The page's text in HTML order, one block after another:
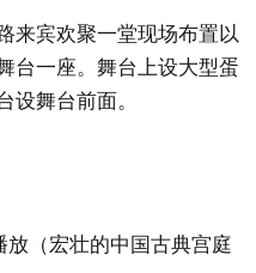
来宾欢聚一堂现场布置以
台一座。舞台上设大型蛋
设舞台前面。
放（宏壮的中国古典宫庭